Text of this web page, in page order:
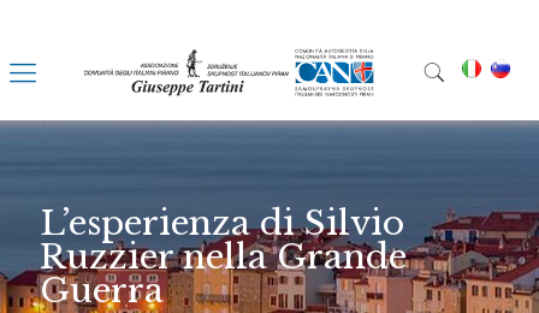
L’esperienza di Silvio
Ruzzier nella Grande
Guerra